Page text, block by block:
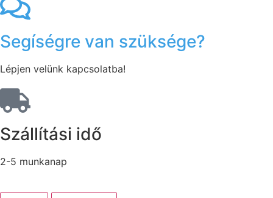
Segíségre van szüksége?
Lépjen velünk kapcsolatba!
Szállítási idő
2-5 munkanap